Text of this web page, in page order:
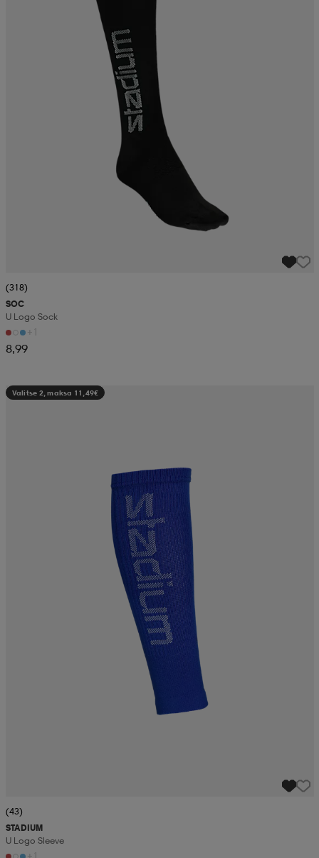
(318)
SOC
U Logo Sock
+1
8,99
Valitse 2, maksa 11,49€
(43)
STADIUM
U Logo Sleeve